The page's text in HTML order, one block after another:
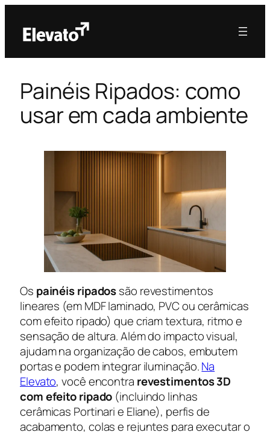
Painéis Ripados: como
usar em cada ambiente
Os painéis ripadossão revestimentos
lineares (em MDF laminado, PVC ou cerâmicas
com efeito ripado) que criam textura, ritmo e
sensação de altura. Além do impacto visual,
ajudam na organização de cabos, embutem
portas e podem integrar iluminação.Na
Elevato, você encontra revestimentos 3D
com efeito ripado (incluindo linhas
cerâmicas Portinari e Eliane), perfis de
acabamento, colas e rejuntes para executar o